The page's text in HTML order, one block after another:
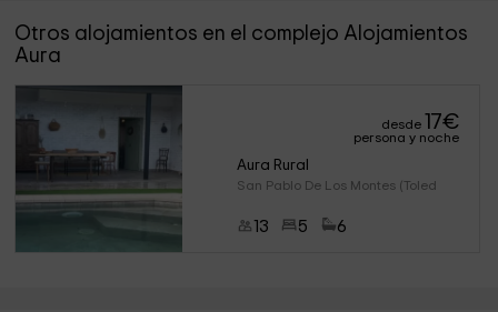
Otros alojamientos en el complejo Alojamientos
Aura
desde 17€
persona y noche
Aura Rural
San Pablo De Los Montes (Toled
13 5 6